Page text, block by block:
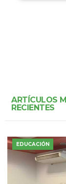
ARTÍCULOS
RECIENTES
EDUCACIÓN